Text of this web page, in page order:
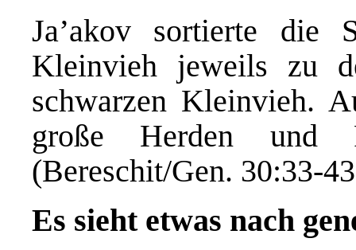
Ja’akov sortierte die
Kleinvieh jeweils zu
schwarzen Kleinvieh.
große Herden und
(Bereschit/Gen. 30:33-
Es sieht etwas nach